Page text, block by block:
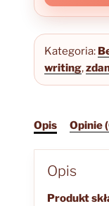
Kategoria:
writing,
Opis Opinie
Opis
Produkt